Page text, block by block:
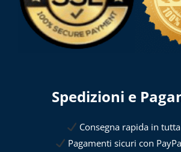
Spedizioni e
Consegna rapida in
Pagamenti sicuri con